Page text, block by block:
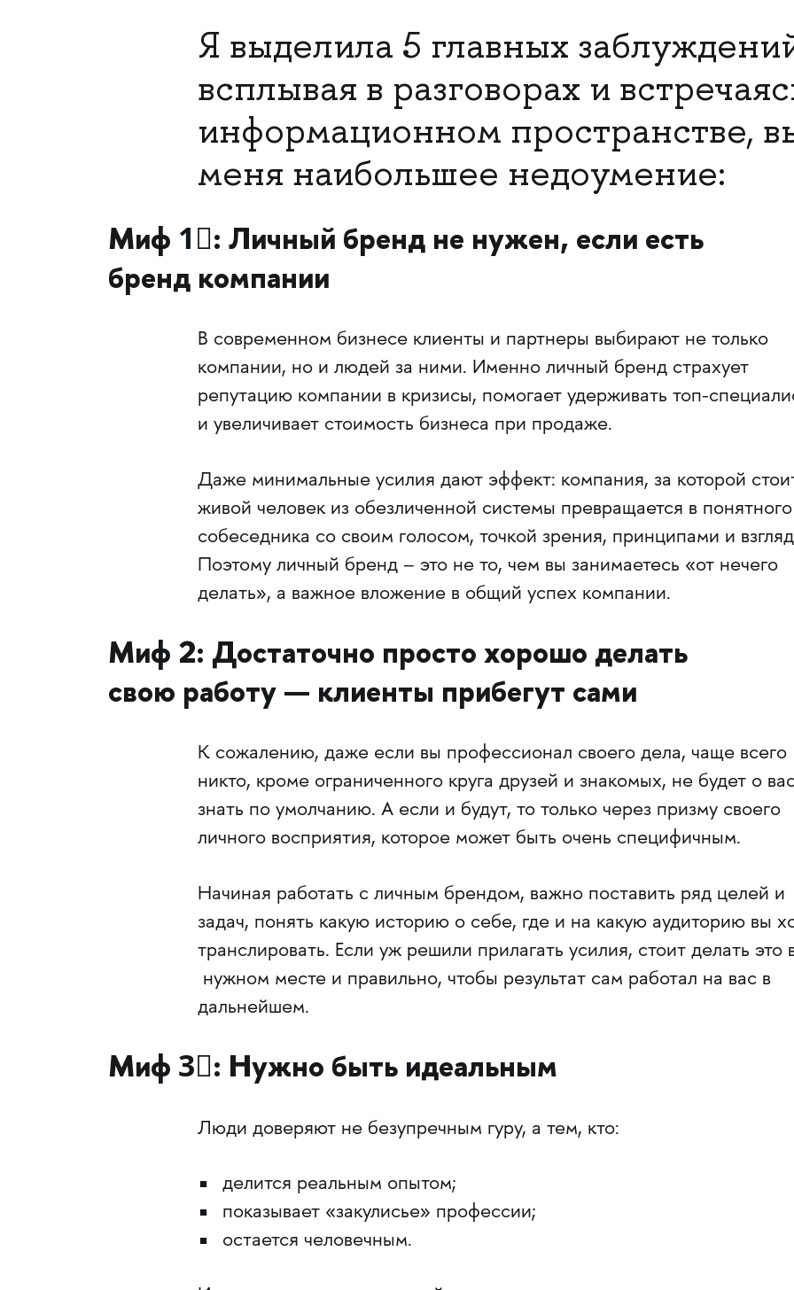
Я выделила 5 главных
всплывая в разговорах и
информационном пространстве,
меня наибольшее недоумение:
Миф 1⃣: Личный бренд не нужен, если есть
бренд компании
В современном бизнесе клиенты и партнеры выбирают не только
компании, но и людей за ними. Именно личный бренд страхует
репутацию компании в кризисы, помогает удерживать топ-
и увеличивает стоимость бизнеса при продаже.
Даже минимальные усилия дают эффект: компания, за которой
живой человек из обезличенной системы превращается в понятного
собеседника со своим голосом, точкой зрения, принципами и
Поэтому личный бренд – это не то, чем вы занимаетесь «от нечего
делать», а важное вложение в общий успех компании.
Миф 2: Достаточно просто хорошо делать
свою работу — клиенты прибегут сами
К сожалению, даже если вы профессионал своего дела, чаще всего
никто, кроме ограниченного круга друзей и знакомых, не будет о
знать по умолчанию. А если и будут, то только через призму своего
личного восприятия, которое может быть очень специфичным.
Начиная работать с личным брендом, важно поставить ряд целей и
задач, понять какую историю о себе, где и на какую аудиторию вы
транслировать. Если уж решили прилагать усилия, стоит делать это
нужном месте и правильно, чтобы результат сам работал на вас в
дальнейшем.
Миф 3⃣: Нужно быть идеальным
Люди доверяют не безупречным гуру, а тем, кто:
делится реальным опытом;
показывает «закулисье» профессии;
остается человечным.